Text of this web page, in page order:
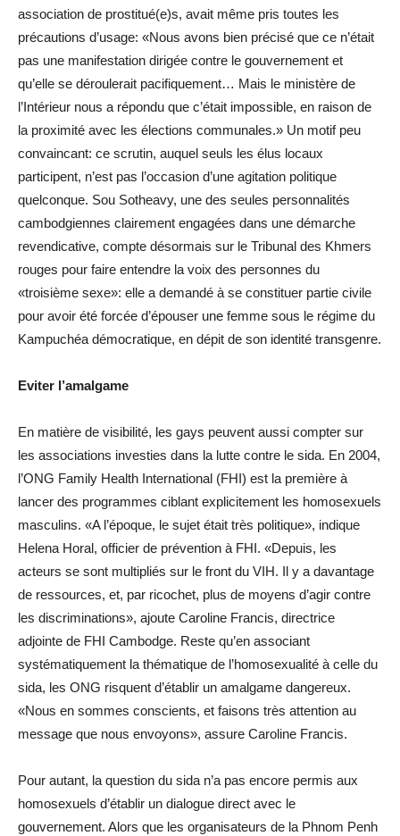
association de prostitué(e)s, avait même pris toutes les
précautions d’usage: «Nous avons bien précisé que ce n’était
pas une manifestation dirigée contre le gouvernement et
qu’elle se déroulerait pacifiquement… Mais le ministère de
l’Intérieur nous a répondu que c’était impossible, en raison de
la proximité avec les élections communales.» Un motif peu
convaincant: ce scrutin, auquel seuls les élus locaux
participent, n’est pas l’occasion d’une agitation politique
quelconque. Sou Sotheavy, une des seules personnalités
cambodgiennes clairement engagées dans une démarche
revendicative, compte désormais sur le Tribunal des Khmers
rouges pour faire entendre la voix des personnes du
«troisième sexe»: elle a demandé à se constituer partie civile
pour avoir été forcée d’épouser une femme sous le régime du
Kampuchéa démocratique, en dépit de son identité transgenre.
Eviter l’amalgame
En matière de visibilité, les gays peuvent aussi compter sur
les associations investies dans la lutte contre le sida. En 2004,
l’ONG Family Health International (FHI) est la première à
lancer des programmes ciblant explicitement les homosexuels
masculins. «A l’époque, le sujet était très politique», indique
Helena Horal, officier de prévention à FHI. «Depuis, les
acteurs se sont multipliés sur le front du VIH. Il y a davantage
de ressources, et, par ricochet, plus de moyens d’agir contre
les discriminations», ajoute Caroline Francis, directrice
adjointe de FHI Cambodge. Reste qu’en associant
systématiquement la thématique de l’homosexualité à celle du
sida, les ONG risquent d’établir un amalgame dangereux.
«Nous en sommes conscients, et faisons très attention au
message que nous envoyons», assure Caroline Francis.
Pour autant, la question du sida n’a pas encore permis aux
homosexuels d’établir un dialogue direct avec le
gouvernement. Alors que les organisateurs de la Phnom Penh